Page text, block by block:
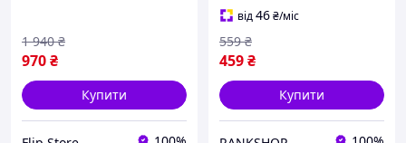
970₴
1 940 ₴
Купити
від46₴/міс
459₴
559 ₴
Купити